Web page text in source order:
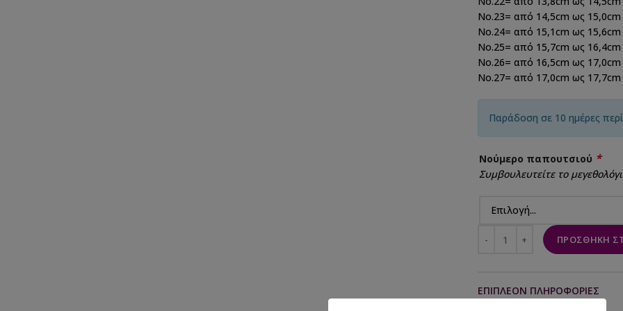
Νο.23= από 14,5cm ως 15,0cm
Νο.24= από 15,1cm ως 15,6cm
Νο.25= από 15,7cm ως 16,4cm
Νο.26= από 16,5cm ως 17,0cm
Νο.27= από 17,0cm ως 17,7cm
Παράδοση σε 10 ημέρες
Νούμερο παπουτσιού *
Συμβουλευτείτε το
ΠΡΟΣΘΉΚΗ
ΕΠΙΠΛΈΟΝ ΠΛΗΡΟΦΟΡΊΕΣ